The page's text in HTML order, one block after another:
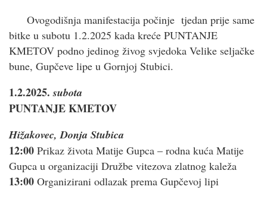
Ovogodišnja manifestacija počinje tjedan prije same
bitke u subotu 1.2.2025 kada kreće PUNTANJE
KMETOV podno jedinog živog svjedoka Velike seljačke
bune, Gupčeve lipe u Gornjoj Stubici.
1.2.2025. subota
PUNTANJE KMETOV
Hižakovec, Donja Stubica
12:00 Prikaz života Matije Gupca – rodna kuća Matije
Gupca u organizaciji Družbe vitezova zlatnog kaleža
13:00 Organizirani odlazak prema Gupčevoj lipi